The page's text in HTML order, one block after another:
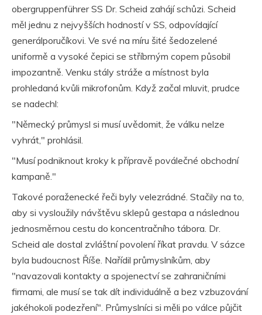
obergruppenführer SS Dr. Scheid zahájí schůzi. Scheid
měl jednu z nejvyšších hodností v SS, odpovídající
generálporučíkovi. Ve své na míru šité šedozelené
uniformě a vysoké čepici se stříbrným copem působil
impozantně. Venku stály stráže a místnost byla
prohledaná kvůli mikrofonům. Když začal mluvit, prudce
se nadechl:
"Německý průmysl si musí uvědomit, že válku nelze
vyhrát," prohlásil.
"Musí podniknout kroky k přípravě poválečné obchodní
kampaně."
Takové poraženecké řeči byly velezrádné. Stačily na to,
aby si vysloužily návštěvu sklepů gestapa a následnou
jednosměrnou cestu do koncentračního tábora. Dr.
Scheid ale dostal zvláštní povolení říkat pravdu. V sázce
byla budoucnost Říše. Nařídil průmyslníkům, aby
"navazovali kontakty a spojenectví se zahraničními
firmami, ale musí se tak dít individuálně a bez vzbuzování
jakéhokoli podezření". Průmyslníci si měli po válce půjčit